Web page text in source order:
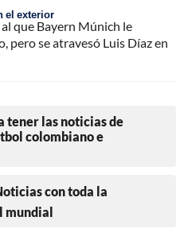
el exterior
que Bayern Múnich le
pero se atravesó Luis Díaz en
tener las noticias de
colombiano e
con toda la
mundial